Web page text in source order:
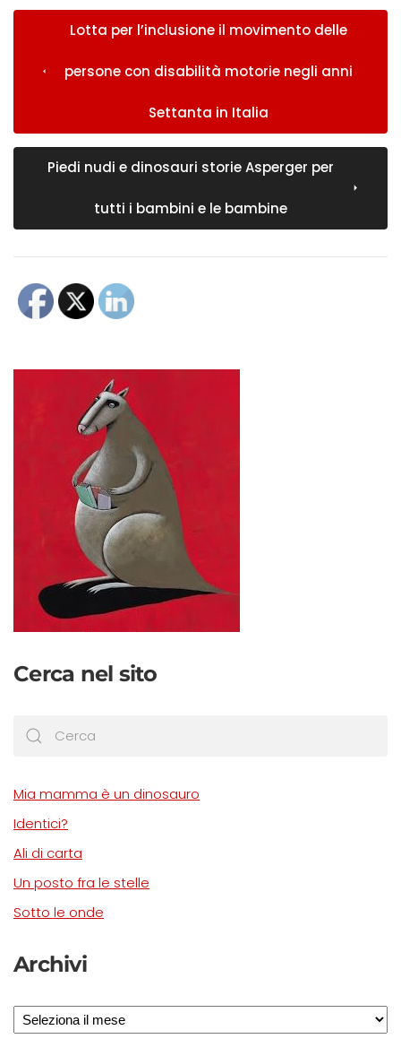
Lotta per l’inclusione il movimento delle
persone con disabilità motorie negli anni
Settanta in Italia
Piedi nudi e dinosauri storie Asperger per
tutti i bambini e le bambine
Cerca nel sito
Mia mamma è un dinosauro
Identici?
Ali di carta
Un posto fra le stelle
Sotto le onde
Archivi
Archivi